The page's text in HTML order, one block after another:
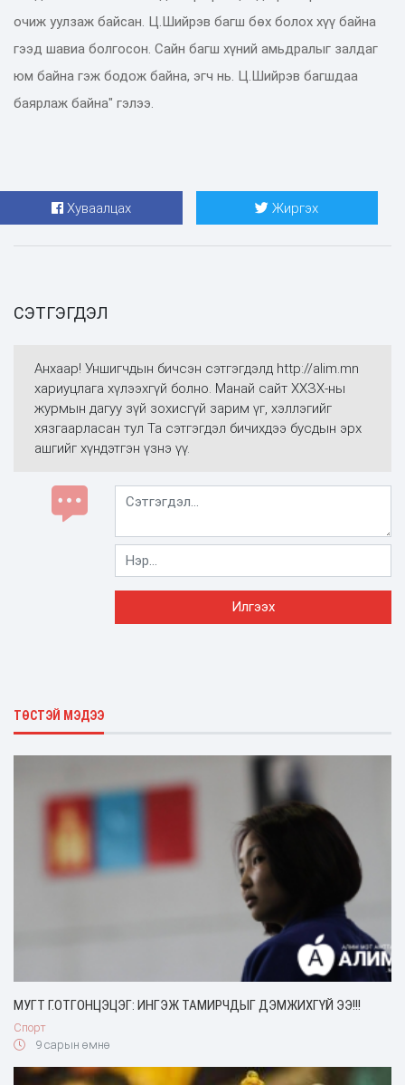
очиж уулзаж байсан. Ц.Шийрэв багш бөх болох хүү байна
гээд шавиа болгосон. Сайн багш хүний амьдралыг залдаг
юм байна гэж бодож байна, эгч нь. Ц.Шийрэв багшдаа
баярлаж байна" гэлээ.
Хуваалцах Жиргэх
СЭТГЭГДЭЛ
Анхаар! Уншигчдын бичсэн сэтгэгдэлд http://alim.mn
хариуцлага хүлээхгүй болно. Манай сайт ХХЗХ-ны
журмын дагуу зүй зохисгүй зарим үг, хэллэгийг
хязгаарласан тул Та сэтгэгдэл бичихдээ бусдын эрх
ашгийг хүндэтгэн үзнэ үү.
ТӨСТЭЙ МЭДЭЭ
МУГТ Г.ОТГОНЦЭЦЭГ: ИНГЭЖ ТАМИРЧДЫГ ДЭМЖИХГҮЙ ЭЭ!!!
Спорт
9 сарын өмнө